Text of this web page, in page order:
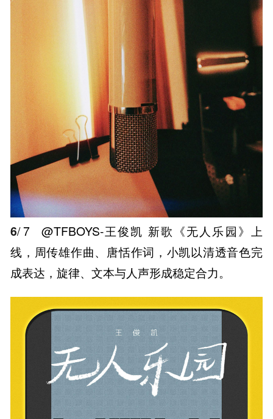
6/ 7
@TFBOYS-王俊凯 新歌《无人乐园》上
线，周传雄作曲、唐恬作词，小凯以清透音色完
成表达，旋律、文本与人声形成稳定合力。 ​